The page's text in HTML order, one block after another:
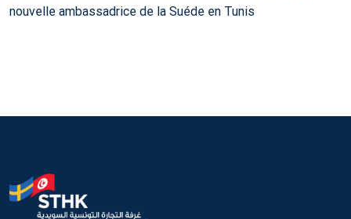
nouvelle ambassadrice de la Suéde en Tunis